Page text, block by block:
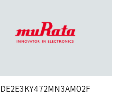
DE2E3KY472MN3AM02F